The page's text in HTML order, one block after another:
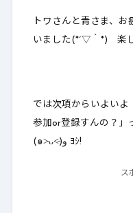
トワさんと青さま、
いました(*´▽｀*) 楽
では次項からいよい
参加or登録すんの？」
(๑˃̵ᴗ˂̵)و ﾖｼ!
ス